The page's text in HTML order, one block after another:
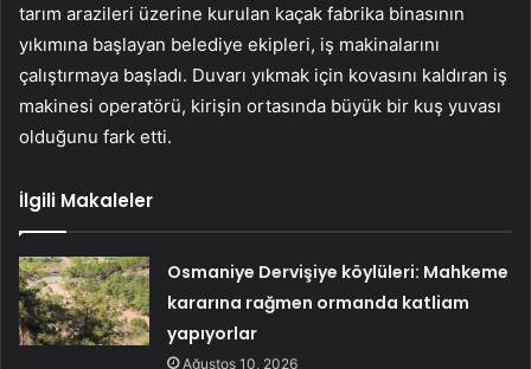
tarım arazileri üzerine kurulan kaçak fabrika binasının
yıkımına başlayan belediye ekipleri, iş makinalarını
çalıştırmaya başladı. Duvarı yıkmak için kovasını kaldıran iş
makinesi operatörü, kirişin ortasında büyük bir kuş yuvası
olduğunu fark etti.
İlgili Makaleler
Osmaniye Dervişiye köylüleri: Mahkeme
kararına rağmen ormanda katliam
yapıyorlar
Ağustos 10, 2026